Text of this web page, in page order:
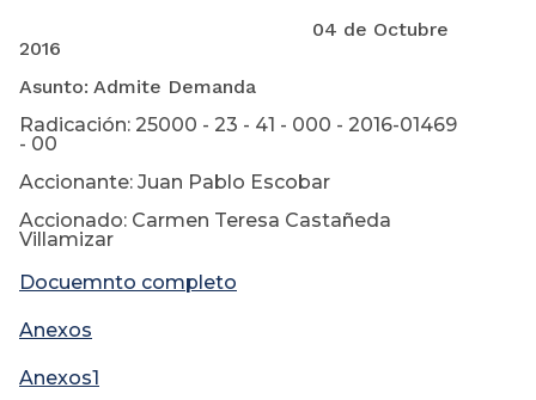
04 de Octubre
2016
Asunto: Admite Demanda
Radicación: 25000 - 23 - 41 - 000 - 2016-01469
- 00
Accionante: Juan Pablo Escobar
Accionado: Carmen Teresa Castañeda
Villamizar
Docuemnto completo
Anexos
Anexos1